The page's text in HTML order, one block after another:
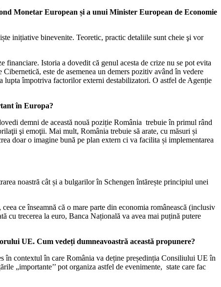
Monetar European și a unui Minister European de Economie
inițiative binevenite. Teoretic, practic detaliile sunt cheie şi vor
Istoria a dovedit că genul acesta de crize nu se pot evita
este de asemenea un demers pozitiv având în vedere
lupta împotriva factorilor externi destabilizatori. O astfel de Agenție
în Europa?
demni de această nouă poziție România trebuie în primul rând
şi emoţii. Mai mult, România trebuie să arate, cu măsuri și
doar o imagine bună pe plan extern ci va facilita și implementarea
noastră cât și a bulgarilor în Schengen întărește principiul unei
ce înseamnă că o mare parte din economia românească (inclusiv
cu trecerea la euro, Banca Națională va avea mai puțină putere
UE. Cum vedeți dumneavoastră această propunere?
în contextul în care România va deține președinția Consiliului UE în
„importante’’ pot organiza astfel de evenimente, state care fac